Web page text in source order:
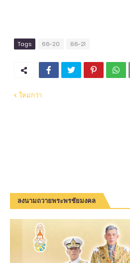
Tags 66-20 66-21
ใหม่กว่า
ลงนามถวายพระพรชัยมงคล